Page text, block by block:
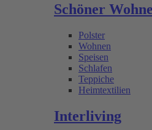
Schöner
Polster
Wohnen
Speisen
Schlafen
Teppiche
Heimtextilien
Interliving